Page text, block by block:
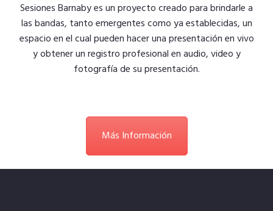
Sesiones Barnaby es un proyecto creado para brindarle a
las bandas, tanto emergentes como ya establecidas, un
espacio en el cual pueden hacer una presentación en vivo
y obtener un registro profesional en audio, video y
fotografía de su presentación.
Más Información